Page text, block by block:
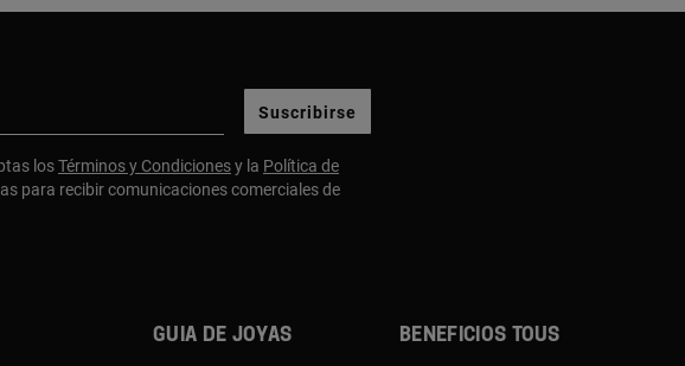
Suscribirse
losTérminos y Condicionesy la Política de
para recibir comunicaciones comerciales de
Guia de joyas Beneficios TOUS